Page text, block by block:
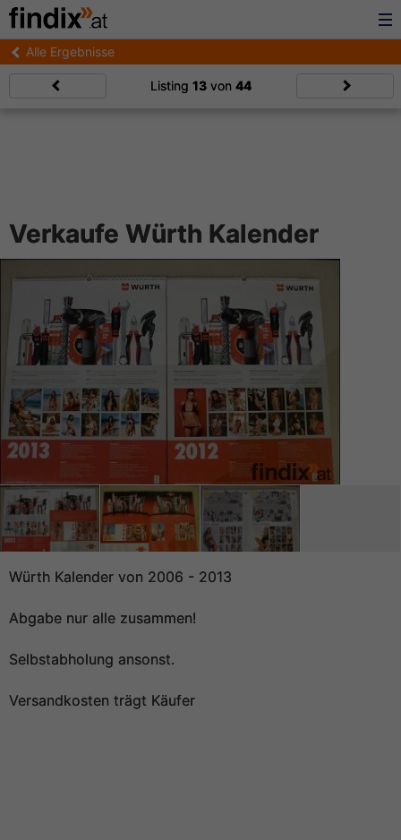
Alle Ergebnisse
Listing 13von 44
Verkaufe Würth Kalender
Würth Kalender von 2006 - 2013
Abgabe nur alle zusammen!
Selbstabholung ansonst.
Versandkosten trägt Käufer